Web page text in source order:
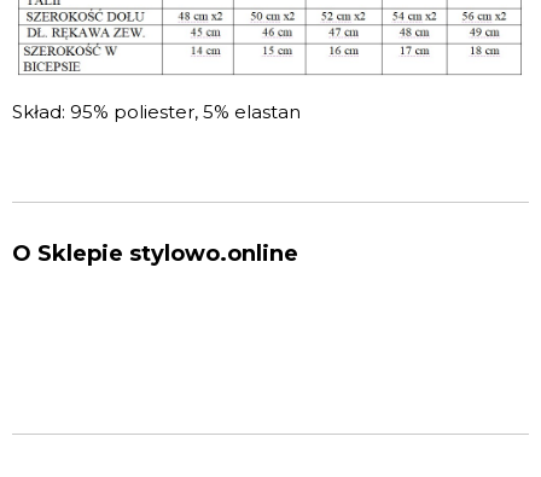
Skład: 95% poliester, 5% elastan
O Sklepie stylowo.online